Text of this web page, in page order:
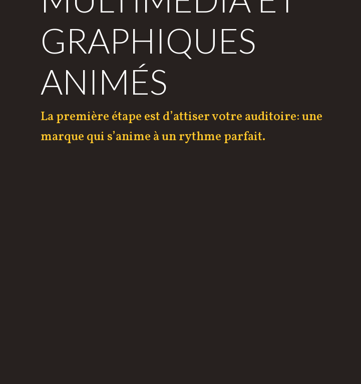
GRAPHIQUES
ANIMÉS
La première étape est d’attiser votre auditoire: une
marque qui s’anime à un rythme parfait.